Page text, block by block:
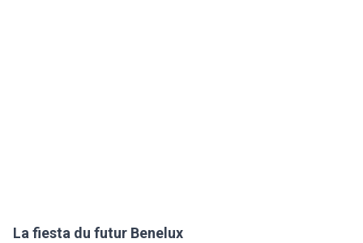
La fiesta du futur Benelux